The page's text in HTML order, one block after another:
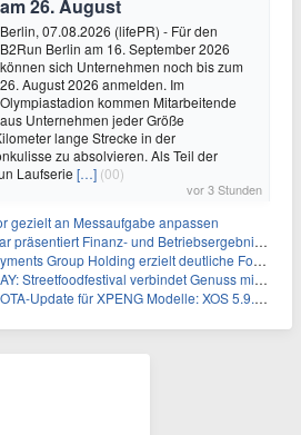
26. August
Berlin, 07.08.2026 (lifePR) - Für den
B2Run Berlin am 16. September 2026
können sich Unternehmen noch bis zum
26. August 2026 anmelden. Im
Olympiastadion kommen Mitarbeitende
aus Unternehmen jeder Größe
lange Strecke in der
zu absolvieren. Als Teil der
Laufserie […] (00)
vor 3 Stunden
gezielt an Messaufgabe anpassen
Finanz- und Betriebsergebnis für das zweite Quartal 2026 mit Goldproduktion und Barreserven in Rekordhöhe
Group Holding erzielt deutliche Fortschritte bei ihren AI-Projekten
verbindet Genuss mit Engagement gegen Brustkrebs
für XPENG Modelle: XOS 5.9.5 erweitert Sicherheits-, Lade- und Komfortfunktionen